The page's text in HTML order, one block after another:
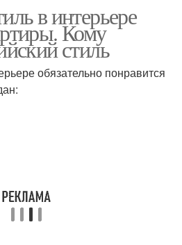
в интерьере
Кому
стиль
обязательно понравится